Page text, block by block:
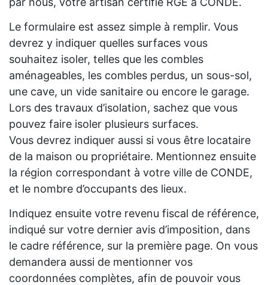
Le formulaire est assez simple à remplir. Vous
devrez y indiquer quelles surfaces vous
souhaitez isoler, telles que les combles
aménageables, les combles perdus, un sous-sol,
une cave, un vide sanitaire ou encore le garage.
Lors des travaux d’isolation, sachez que vous
pouvez faire isoler plusieurs surfaces.
Vous devrez indiquer aussi si vous être locataire
de la maison ou propriétaire. Mentionnez ensuite
la région correspondant à votre ville de CONDE,
et le nombre d’occupants des lieux.
Indiquez ensuite votre revenu fiscal de référence,
indiqué sur votre dernier avis d’imposition, dans
le cadre référence, sur la première page. On vous
demandera aussi de mentionner vos
coordonnées complètes, afin de pouvoir vous